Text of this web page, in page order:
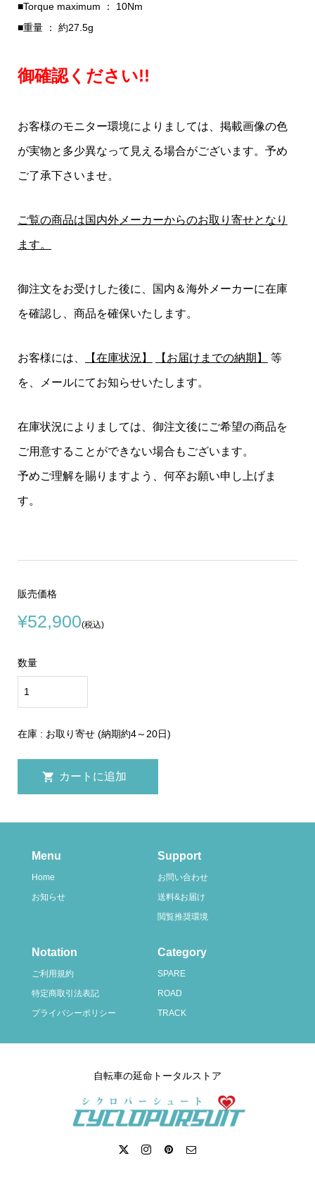
■Torque maximum ： 10Nm
■重量 ： 約27.5g
御確認ください!!
お客様のモニター環境によりましては、掲載画像の色
が実物と多少異なって見える場合がございます。予め
ご了承下さいませ。
ご覧の商品は国内外メーカーからのお取り寄せとなり
ます。
御注文をお受けした後に、国内＆海外メーカーに在庫
を確認し、商品を確保いたします。
お客様には、 【在庫状況】 【お届けまでの納期】 等
を、メールにてお知らせいたします。
在庫状況によりましては、御注文後にご希望の商品を
ご用意することができない場合もございます。
予めご理解を賜りますよう、何卒お願い申し上げま
す。
販売価格
¥52,900(税込)
数量
在庫 : お取り寄せ (納期約4～20日)
Menu
Home
お知らせ
Support
お問い合わせ
送料&お届け
閲覧推奨環境
Notation
ご利用規約
特定商取引法表記
プライバシーポリシー
Category
SPARE
ROAD
TRACK
自転車の延命トータルストア